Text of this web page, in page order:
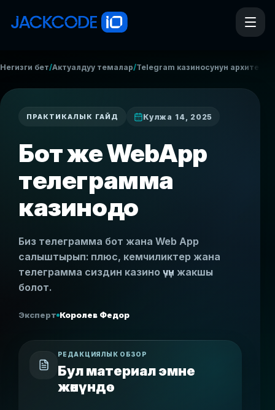
Негизги бет/Актуалдуу темалар/Telegram казиносунун
ПРАКТИКАЛЫК ГАЙД Кулжа 14, 2025
Бот же WebApp
телеграмма
казинодо
Биз телеграмма бот жана Web App
салыштырып: плюс, кемчиликтер жана
телеграмма сиздин казино үчүн жакшы
болот.
Эксперт Королев Федор
РЕДАКЦИЯЛЫК ОБЗОР
Бул материал эмне
жөнүндө